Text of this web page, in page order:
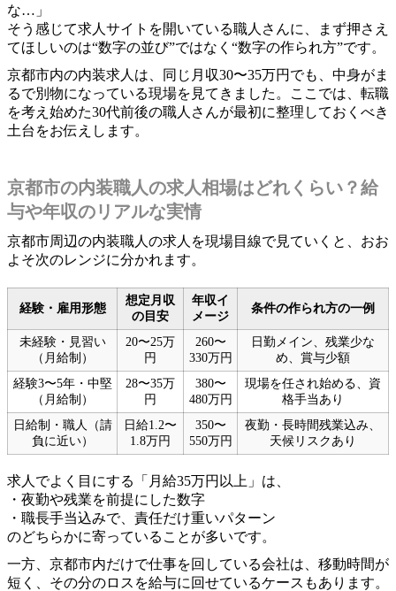
な…」
そう感じて求人サイトを開いている職人さんに、まず押さえ
てほしいのは“数字の並び”ではなく“数字の作られ方”です。
京都市内の内装求人は、同じ月収30〜35万円でも、中身がま
るで別物になっている現場を見てきました。ここでは、転職
を考え始めた30代前後の職人さんが最初に整理しておくべき
土台をお伝えします。
京都市の内装職人の求人相場はどれくらい？給
与や年収のリアルな実情
京都市周辺の内装職人の求人を現場目線で見ていくと、おお
よそ次のレンジに分かれます。
経験・雇用形態
想定月収
の目安
年収イ
メージ
条件の作られ方の一例
未経験・見習い
（月給制）
20〜25万
円
260〜
330万円
日勤メイン、残業少な
め、賞与少額
経験3〜5年・中堅
（月給制）
28〜35万
円
380〜
480万円
現場を任され始める、資
格手当あり
日給制・職人（請
負に近い）
日給1.2〜
1.8万円
350〜
550万円
夜勤・長時間残業込み、
天候リスクあり
求人でよく目にする「月給35万円以上」は、
・夜勤や残業を前提にした数字
・職長手当込みで、責任だけ重いパターン
のどちらかに寄っていることが多いです。
一方、京都市内だけで仕事を回している会社は、移動時間が
短く、その分のロスを給与に回せているケースもあります。